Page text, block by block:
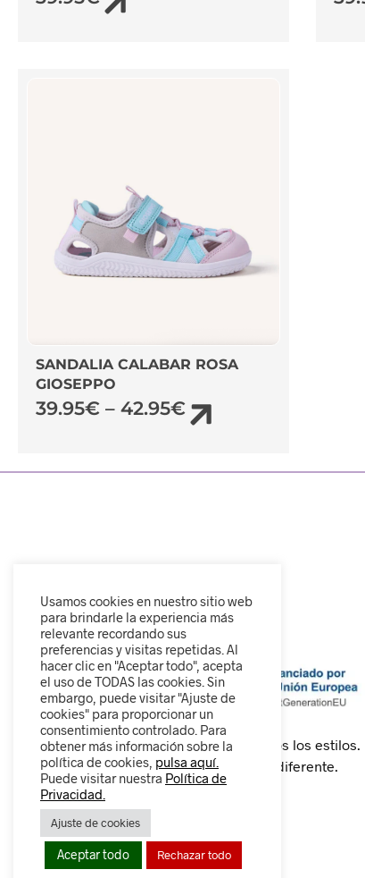
SANDALIA CALABAR ROSA
GIOSEPPO
39.95€ – 42.95€
Calzado cómodo, moderno y para todos los estilos.
Descubre nuestra colección y camina diferente.
Usamos cookies en nuestro sitio web
para brindarle la experiencia más
relevante recordando sus
preferencias y visitas repetidas. Al
hacer clic en "Aceptar todo", acepta
el uso de TODAS las cookies. Sin
embargo, puede visitar "Ajuste de
cookies" para proporcionar un
consentimiento controlado. Para
obtener más información sobre la
política de cookies, pulsa aquí.
Puede visitar nuestra Política de
Privacidad.
Ajuste de cookies
Aceptar todo Rechazar todo